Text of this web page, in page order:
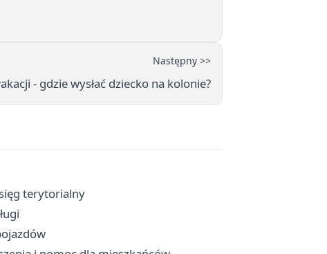
Następny >>
- gdzie wysłać dziecko na kolonie?
terytorialny